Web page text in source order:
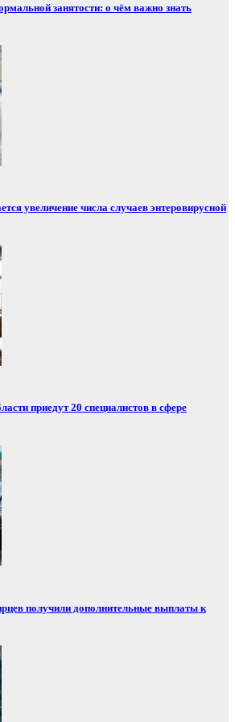
занятости: о чём важно знать
увеличение числа случаев энтеровирусной
приедут 20 специалистов в сфере
получили дополнительные выплаты к